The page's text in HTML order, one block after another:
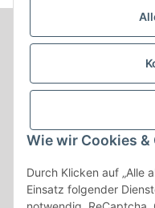
Wie wir Cookies &
Durch Klicken auf „Alle
Einsatz folgender
Informationen
Produkt Informationen
Shop Informationen
Gesetzliche